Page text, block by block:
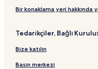
n
Bir konaklama yeri hakkında
Tedarikçiler, Bağlı
Bize katılın
Basın merkezi